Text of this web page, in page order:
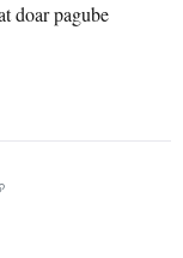
doar pagube